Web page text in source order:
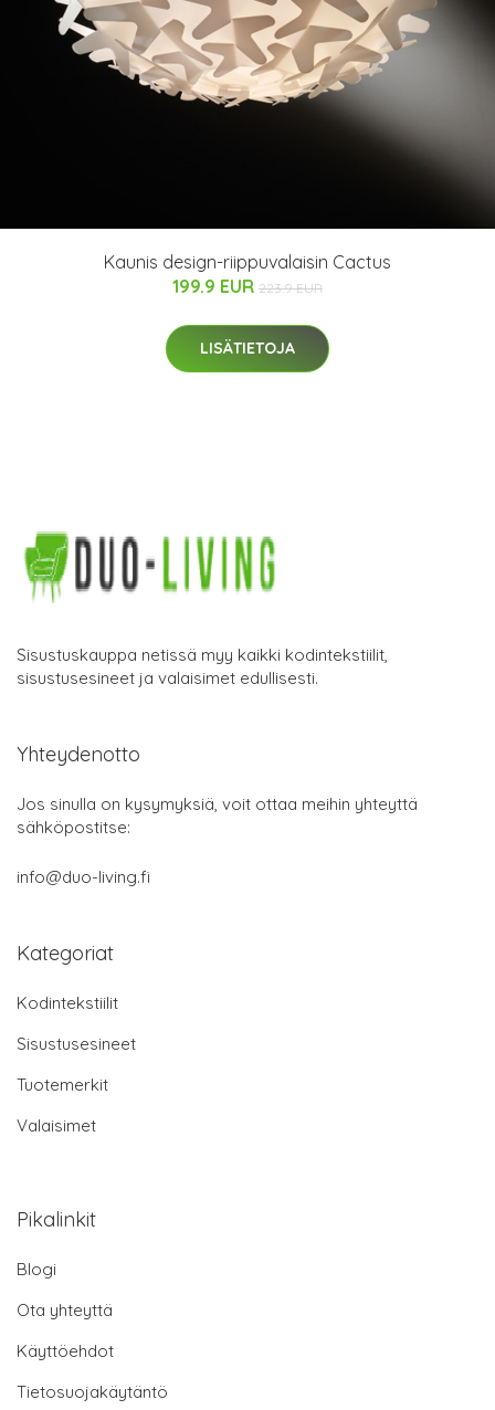
Kaunis design-riippuvalaisin Cactus
199.9 EUR 223.9 EUR
LISÄTIETOJA
Sisustuskauppa netissä myy kaikki kodintekstiilit,
sisustusesineet ja valaisimet edullisesti.
Yhteydenotto
Jos sinulla on kysymyksiä, voit ottaa meihin yhteyttä
sähköpostitse:
info@duo-living.fi
Kategoriat
Kodintekstiilit
Sisustusesineet
Tuotemerkit
Valaisimet
Pikalinkit
Blogi
Ota yhteyttä
Käyttöehdot
Tietosuojakäytäntö